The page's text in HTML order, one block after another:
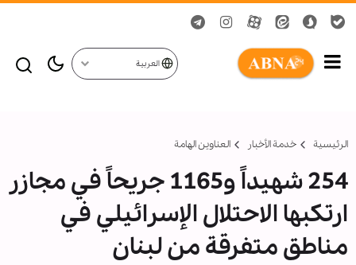
العربية
الرئيسية خدمة الأخبار العناوين الهامة
254 شهيداً و1165 جريحاً في مجازر
ارتكبها الاحتلال الإسرائيلي في
مناطق متفرقة من لبنان